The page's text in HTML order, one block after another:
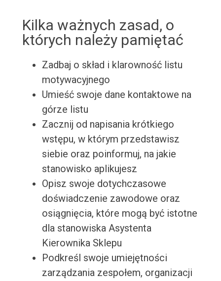
Kilka ważnych zasad, o
których należy pamiętać
Zadbaj o skład i klarowność listu
motywacyjnego
Umieść swoje dane kontaktowe na
górze listu
Zacznij od napisania krótkiego
wstępu, w którym przedstawisz
siebie oraz poinformuj, na jakie
stanowisko aplikujesz
Opisz swoje dotychczasowe
doświadczenie zawodowe oraz
osiągnięcia, które mogą być istotne
dla stanowiska Asystenta
Kierownika Sklepu
Podkreśl swoje umiejętności
zarządzania zespołem, organizacji